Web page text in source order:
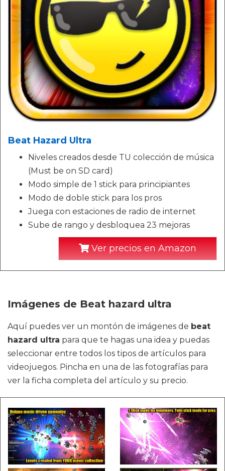
Beat Hazard Ultra
Niveles creados desde TU colección de música
(Must be on SD card)
Modo simple de 1 stick para principiantes
Modo de doble stick para los pros
Juega con estaciones de radio de internet
Sube de rango y desbloquea 23 mejoras
Ver precios en Amazon
Imágenes de Beat hazard ultra
Aquí puedes ver un montón de imágenes de beat
hazard ultra para que te hagas una idea y puedas
seleccionar entre todos los tipos de artículos para
videojuegos. Pincha en una de las fotografías para
ver la ficha completa del artículo y su precio.